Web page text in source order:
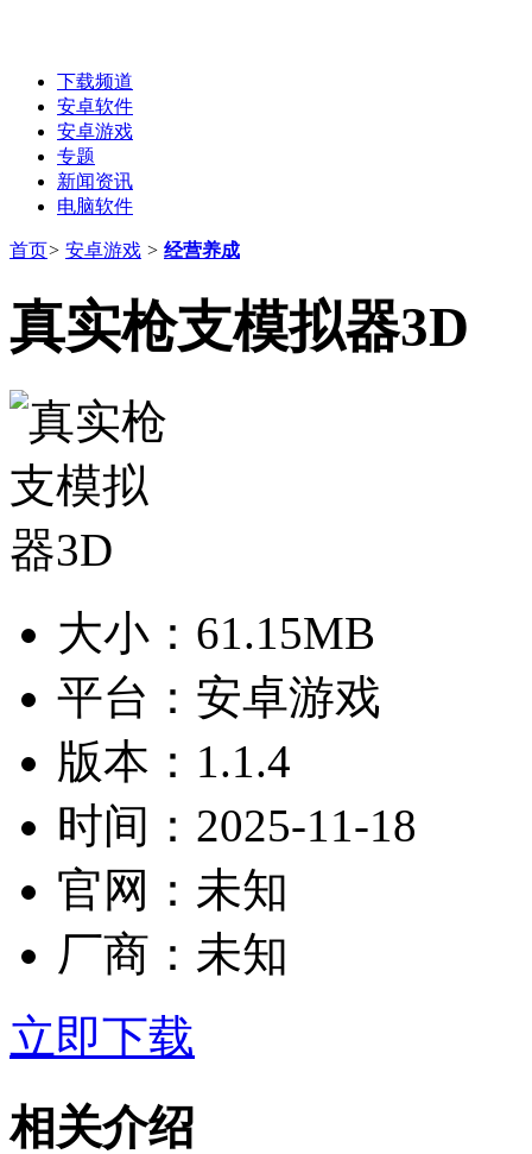
下载频道
安卓软件
安卓游戏
专题
新闻资讯
电脑软件
首页> 安卓游戏 > 经营养成
真实枪支模拟器3D
大小： 61.15MB
平台： 安卓游戏
版本： 1.1.4
时间： 2025-11-18
官网： 未知
厂商： 未知
立即下载
相关介绍